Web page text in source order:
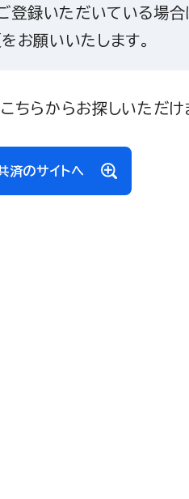
登録いただいている場合
お願いいたします。
ちらからお探しいただけ
済のサイトへ